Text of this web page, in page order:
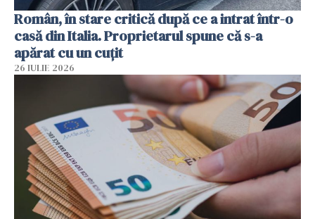
Român, în stare critică după ce a intrat într-o
casă din Italia. Proprietarul spune că s-a
apărat cu un cuțit
26 IULIE 2026